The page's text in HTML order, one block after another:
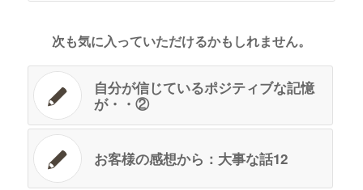
次も気に入っていただけるかもしれません。
自分が信じているポジティブな記憶
が・・②
お客様の感想から：大事な話12